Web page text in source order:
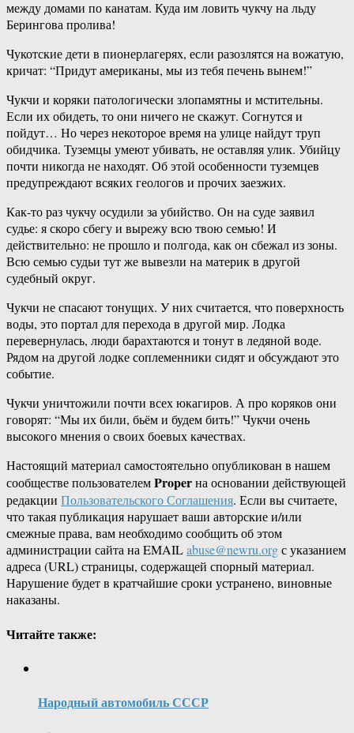
между домами по канатам. Куда им ловить чукчу на льду
Берингова пролива!
Чукотские дети в пионерлагерях, если разозлятся на вожатую,
кричат: “Придут американы, мы из тебя печень вынем!”
Чукчи и коряки патологически злопамятны и мстительны.
Если их обидеть, то они ничего не скажут. Согнутся и
пойдут… Но через некоторое время на улице найдут труп
обидчика. Туземцы умеют убивать, не оставляя улик. Убийцу
почти никогда не находят. Об этой особенности туземцев
предупреждают всяких геологов и прочих заезжих.
Как-то раз чукчу осудили за убийство. Он на суде заявил
судье: я скоро сбегу и вырежу всю твою семью! И
действительно: не прошло и полгода, как он сбежал из зоны.
Всю семью судьи тут же вывезли на материк в другой
судебный округ.
Чукчи не спасают тонущих. У них считается, что поверхность
воды, это портал для перехода в другой мир. Лодка
перевернулась, люди барахтаются и тонут в ледяной воде.
Рядом на другой лодке соплеменники сидят и обсуждают это
событие.
Чукчи уничтожили почти всех юкагиров. А про коряков они
говорят: “Мы их били, бьём и будем бить!” Чукчи очень
высокого мнения о своих боевых качествах.
Настоящий материал самостоятельно опубликован в нашем
сообществе пользователемProperна основании действующей
редакции Пользовательского Соглашения. Если вы считаете,
что такая публикация нарушает ваши авторские и/или
смежные права, вам необходимо сообщить об этом
администрации сайта на EMAILabuse@newru.orgс указанием
адреса (URL) страницы, содержащей спорный материал.
Нарушение будет в кратчайшие сроки устранено, виновные
наказаны.
Читайте также:
Народный автомобиль СССР